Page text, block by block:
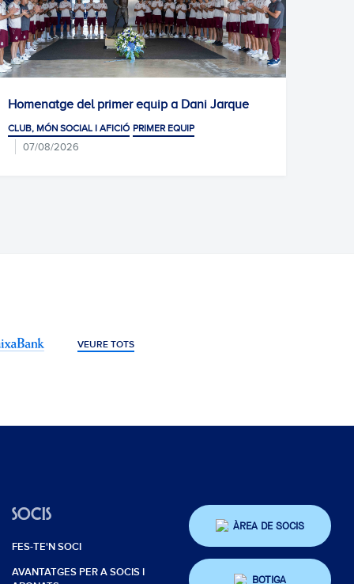
a Dani Jarque
EQUIP
Gran èxit de participació a les
VEURE TOTS
SOCIS
FES-TE'N SOCI
AVANTATGES PER A SOCIS I
ÀREA DE SOCIS
BOTIGA